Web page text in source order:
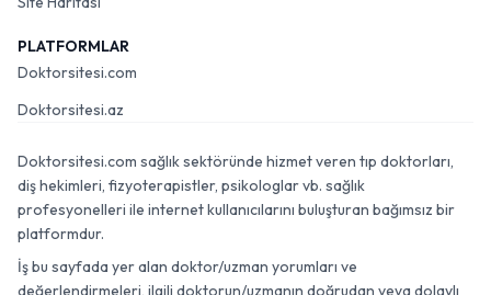
PLATFORMLAR
Doktorsitesi.com
Doktorsitesi.az
Doktorsitesi.com sağlık sektöründe hizmet veren tıp doktorları,
diş hekimleri, fizyoterapistler, psikologlar vb. sağlık
profesyonelleri ile internet kullanıcılarını buluşturan bağımsız bir
platformdur.
İş bu sayfada yer alan doktor/uzman yorumları ve
değerlendirmeleri, ilgili doktorun/uzmanın doğrudan veya dolaylı